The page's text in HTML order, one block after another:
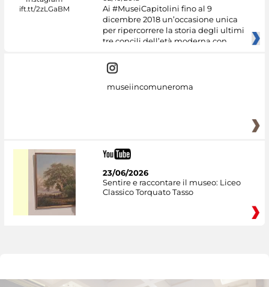
Ai #MuseiCapitolini fino al 9
dicembre 2018 un’occasione unica
per ripercorrere la storia degli ultimi
tre concili dell’età moderna con
museiincomuneroma
23/06/2026
Sentire e raccontare il museo: Liceo
Classico Torquato Tasso